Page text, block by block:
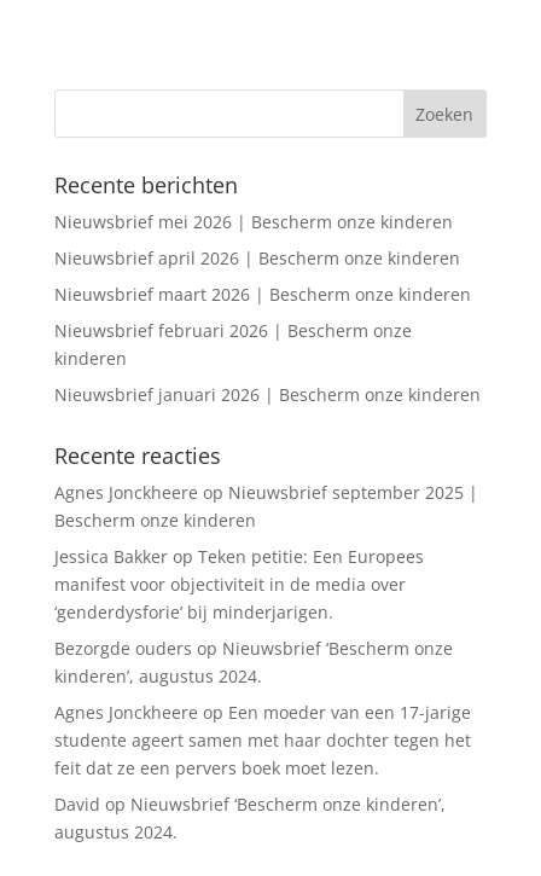
Recente berichten
Nieuwsbrief mei 2026 | Bescherm onze kinderen
Nieuwsbrief april 2026 | Bescherm onze kinderen
Nieuwsbrief maart 2026 | Bescherm onze kinderen
Nieuwsbrief februari 2026 | Bescherm onze
kinderen
Nieuwsbrief januari 2026 | Bescherm onze kinderen
Recente reacties
Agnes Jonckheere op Nieuwsbrief september 2025 |
Bescherm onze kinderen
Jessica Bakkerop Teken petitie: Een Europees
manifest voor objectiviteit in de media over
‘genderdysforie’ bij minderjarigen.
Bezorgde ouders op Nieuwsbrief ‘Bescherm onze
kinderen’, augustus 2024.
Agnes Jonckheere op Een moeder van een 17-jarige
studente ageert samen met haar dochter tegen het
feit dat ze een pervers boek moet lezen.
David op Nieuwsbrief ‘Bescherm onze kinderen’,
augustus 2024.